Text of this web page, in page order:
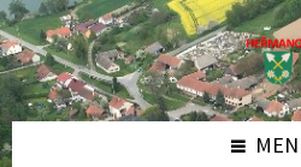
Skip
to
content
Skip
to
left
sidebar
Skip
to
footer